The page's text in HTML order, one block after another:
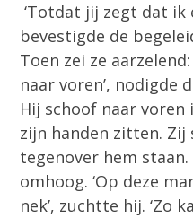
‘Totdat jij zegt dat ik
bevestigde de
Toen zei ze aarzelend:
naar voren’, nodigde
Hij schoof naar
zijn handen zitten.
tegenover hem
omhoog. ‘Op deze
nek’, zuchtte hij. ‘Zo